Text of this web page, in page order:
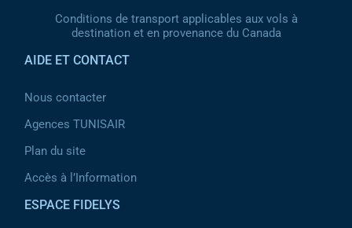
Conditions de transport applicables aux vols à
destination et en provenance du Canada
AIDE ET CONTACT
Nous contacter
Agences TUNISAIR
Plan du site
Accès à l’Information
ESPACE FIDELYS